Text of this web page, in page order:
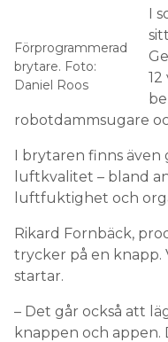
Förprogrammerad
brytare. Foto:
Daniel Roos
I
robotdammsugare
I brytaren finns även
luftkvalitet – bland
luftfuktighet och
Rikard Fornbäck,
trycker på en knapp.
startar.
– Det går också att
knappen och appen.